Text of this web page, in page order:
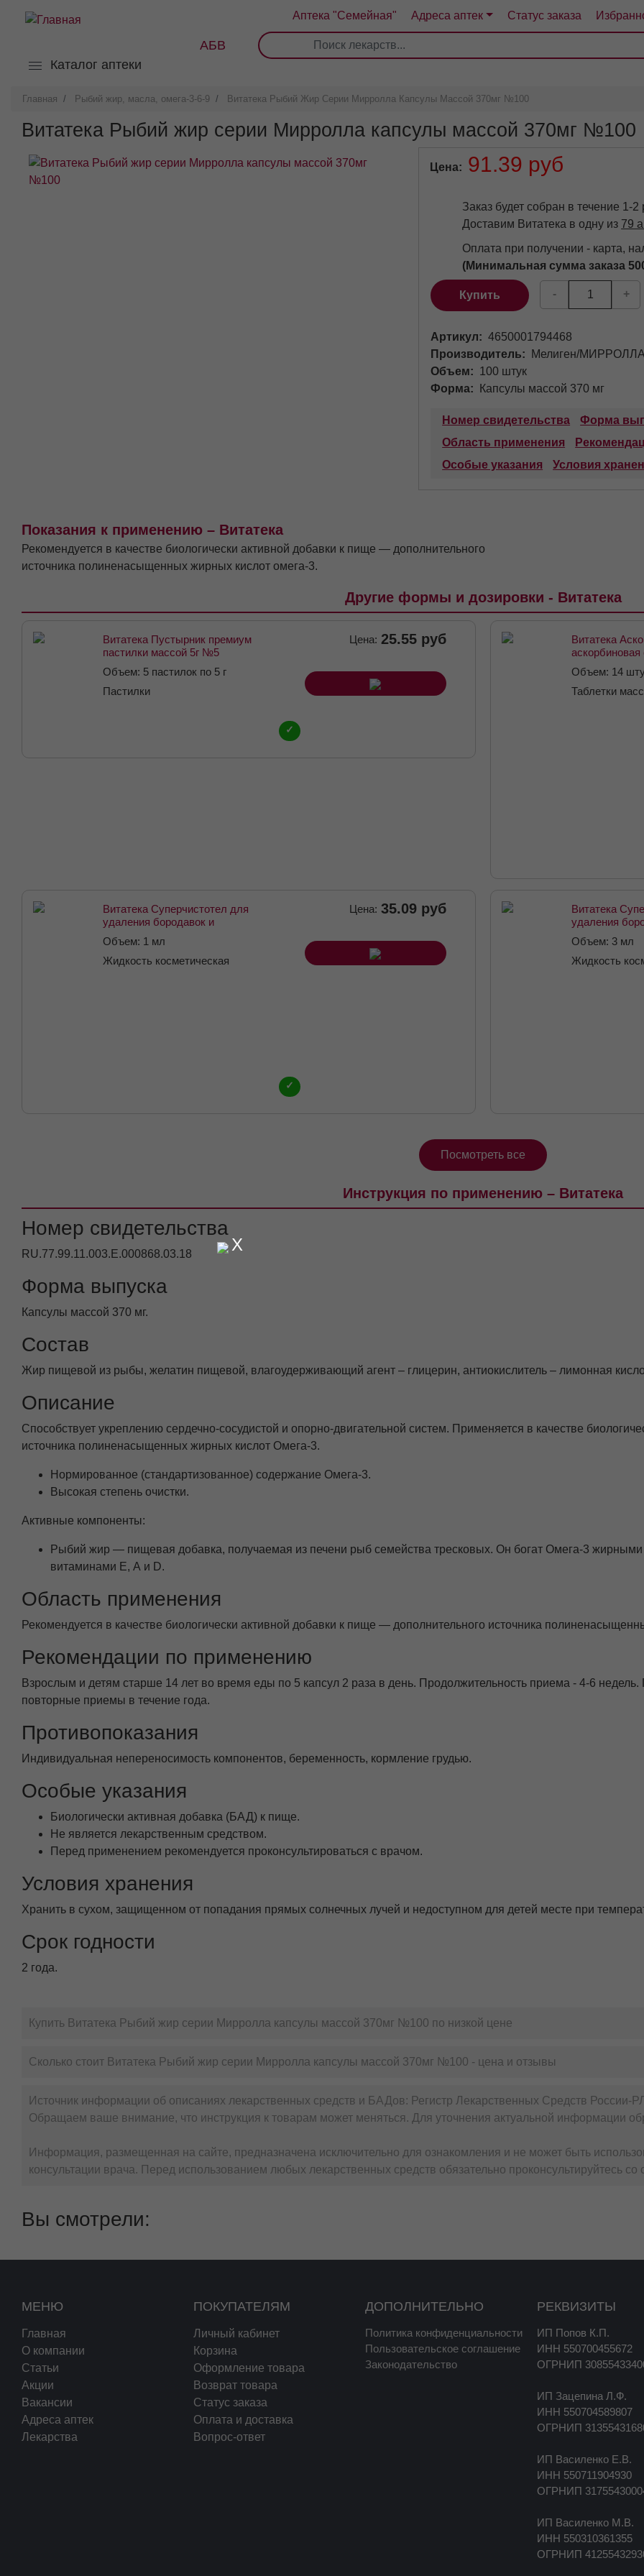
содержанию
Аптека "Семейная" Адреса аптек Статус заказа
Каталог аптеки
АБВ
2 4
Главная Рыбий жир, масла, омега-3-6-9 Витатека Рыбий Жир Серии Мирролла Капсулы Массой 370мг №100
Витатека Рыбий жир серии Мирролла капсулы массой 370мг №100
Цена 91.39 руб
Заказ будет собран в течение 1-
Доставим Витатека в одну из 79
Оплата при получении - карта,
(Минимальная сумма заказа
Купить - +
Артикул
4650001794468
Производитель
Мелиген/
Объем
100 штук
Форма
Капсулы массой 370 мг
Номер свидетельства
Форма
Область применения
Особые указания
Условия
Показания к применению – Витатека
Рекомендуется в качестве биологически активной добавки к пище — дополнительного
источника полиненасыщенных жирных кислот омега-3.
Другие формы и дозировки - Витатека
Витатека Пустырник премиум
пастилки массой 5г №5
Объем: 5 пастилок по 5 г
Пастилки
Цена: 25.55 руб
✓
Витатека
аскорбиновая
вкусом
массой 2,9г
Объем: 14
Таблетки
Витатека Суперчистотел для
удаления бородавок и
папиллом жидкость
косметическая флакон 1мл
Объем: 1 мл
Жидкость косметическая
Цена: 35.09 руб
✓
Витатека
удаления
папиллом
Объем: 3 мл
Жидкость
Посмотреть все
Инструкция по применению – Витатека
Номер свидетельства
RU.77.99.11.003.Е.000868.03.18
Форма выпуска
Капсулы массой 370 мг.
Состав
Жир пищевой из рыбы, желатин пищевой, влагоудерживающий агент – глицерин, антиокислитель – лимонная
Описание
Способствует укреплению сердечно-сосудистой и опорно-двигательной систем. Применяется в качестве
источника полиненасыщенных жирных кислот Омега-3.
Нормированное (стандартизованное) содержание Омега-3.
Высокая степень очистки.
Активные компоненты:
Рыбий жир — пищевая добавка, получаемая из печени рыб семейства тресковых. Он богат Омега-3 жирными
витаминами Е, А и D.
Область применения
Рекомендуется в качестве биологически активной добавки к пище — дополнительного источника
Рекомендации по применению
Взрослым и детям старше 14 лет во время еды по 5 капсул 2 раза в день. Продолжительность приема - 4-6
повторные приемы в течение года.
Противопоказания
Индивидуальная непереносимость компонентов, беременность, кормление грудью.
Особые указания
Биологически активная добавка (БАД) к пище.
Не является лекарственным средством.
Перед применением рекомендуется проконсультироваться с врачом.
Условия хранения
Хранить в сухом, защищенном от попадания прямых солнечных лучей и недоступном для детей месте при
Срок годности
2 года.
Купить Витатека Рыбий жир серии Мирролла капсулы массой 370мг №100 по низкой цене
Сколько стоит Витатека Рыбий жир серии Мирролла капсулы массой 370мг №100 - цена и отзывы
Источник информации об описаниях лекарственных средств и БАДов: Регистр Лекарственных Средств России-
Обращаем ваше внимание, что инструкция к товарам может меняться. Для уточнения актуальной информации
Информация, размещенная на сайте, предназначена исключительно для ознакомления и не может быть
консультации врача. Перед использованием любых лекарственных средств обязательно проконсультируйтесь со
X
Вы смотрели:
МЕНЮ
Главная
О компании
Статьи
Акции
Вакансии
Адреса аптек
Лекарства
ПОКУПАТЕЛЯМ
Личный кабинет
Корзина
Оформление товара
Возврат товара
Статус заказа
Оплата и доставка
Вопрос-ответ
ДОПОЛНИТЕЛЬНО
Политика конфиденциальности
Пользовательское соглашение
Законодательство
РЕКВИЗИТЫ
ИП Попов К.П.
ИНН 550700455672
ОГРНИП
ИП Зацепина Л.Ф.
ИНН 550704589807
ОГРНИП
ИП Василенко Е.В.
ИНН 550711904930
ОГРНИП
ИП Василенко М.В.
ИНН 550310361355
ОГРНИП